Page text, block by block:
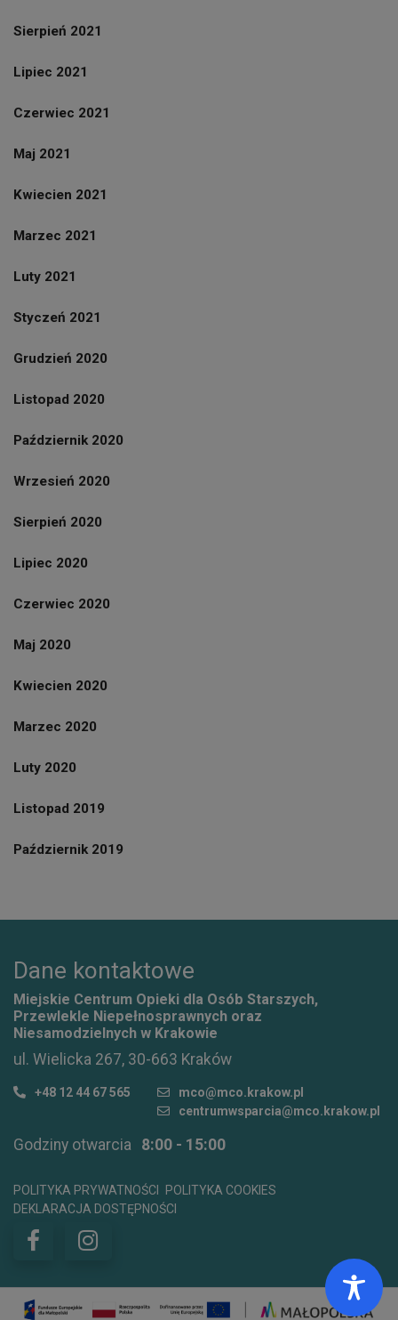
Sierpień 2021
Lipiec 2021
Czerwiec 2021
Maj 2021
Kwiecien 2021
Marzec 2021
Luty 2021
Styczeń 2021
Grudzień 2020
Listopad 2020
Październik 2020
Wrzesień 2020
Sierpień 2020
Lipiec 2020
Czerwiec 2020
Maj 2020
Kwiecien 2020
Marzec 2020
Luty 2020
Listopad 2019
Październik 2019
Dane kontaktowe
Miejskie Centrum Opieki dla Osób Starszych,
Przewlekle Niepełnosprawnych oraz
Niesamodzielnych w Krakowie
ul. Wielicka 267, 30-663 Kraków
+48 12 44 67 565
mco@mco.krakow.pl
centrumwsparcia@mco.krakow.pl
Godziny otwarcia 8:00 - 15:00
POLITYKA PRYWATNOŚCI
POLITYKA COOKIES
DEKLARACJA DOSTĘPNOŚCI